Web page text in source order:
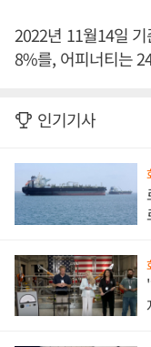
2022년 11월14일
8%를, 어피너티는
인기기사